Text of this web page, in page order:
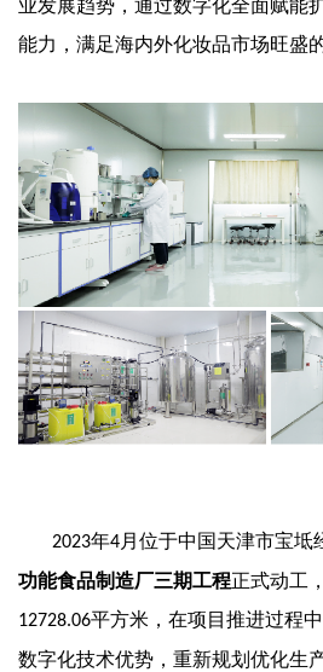
业发展趋势 ，通过数字化全面赋能
能力，满足海内外化妆品市场旺盛
2023年4月位于中国天津市宝坻
功能食品制造厂三期工程正式动工
12728.06平方米， 在项目推进过程
数字化技术优势 ，重新规划优化生